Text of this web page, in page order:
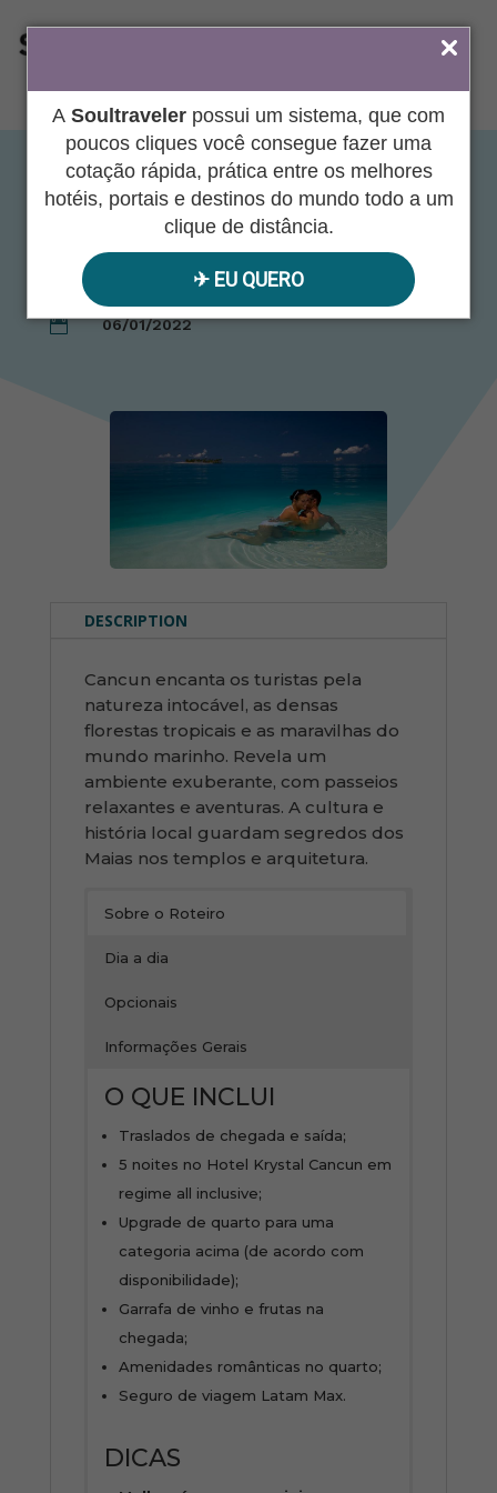
A Soultraveler possui um sistema, que com
poucos cliques você consegue fazer uma
cotação rápida, prática entre os melhores
hotéis, portais e destinos do mundo todo a um
clique de distância.
✈︎ EU QUERO
ÁREA DO AGENTE
Lua de Mel em
Cancun
 06/01/2022
DESCRIPTION
Cancun encanta os turistas pela
natureza intocável, as densas
florestas tropicais e as maravilhas do
mundo marinho. Revela um
ambiente exuberante, com passeios
relaxantes e aventuras. A cultura e
história local guardam segredos dos
Maias nos templos e arquitetura.
Sobre o Roteiro
Dia a dia
Opcionais
Informações Gerais
O QUE INCLUI
Traslados de chegada e saída;
5 noites no Hotel Krystal Cancun em
regime all inclusive;
Upgrade de quarto para uma
categoria acima (de acordo com
disponibilidade);
Garrafa de vinho e frutas na
chegada;
Amenidades românticas no quarto;
Seguro de viagem Latam Max.
DICAS